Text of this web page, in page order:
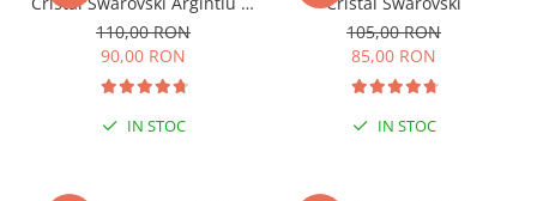
Caseta din Argint 925
110,00 RON
90,00 RON
IN STOC
105,00 RON
85,00 RON
IN STOC